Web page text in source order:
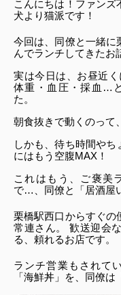
こんにちは！ファンズ
犬より猫派です！
今回は、同僚と一緒に
んでランチしてきたお
実は今日は、お昼近
体重・血圧・採血…
た。
朝食抜きで動くのって
しかも、待ち時間や
にはもう空腹MAX！
これはもう、ご褒美
で…、同僚と「居酒屋
栗橋駅西口からすぐの
常連さん。 歓送迎会
る、頼れるお店です。
ランチ営業もされて
「海鮮丼」を、同僚は